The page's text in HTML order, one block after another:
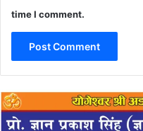
time I comment.